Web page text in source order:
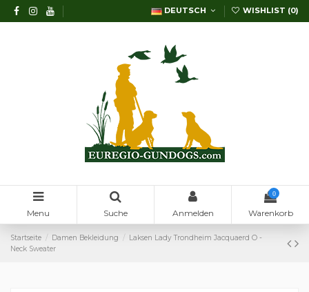
DEUTSCH WISHLIST (0)
Menu Suche Anmelden
0
Warenkorb
Startseite Damen Bekleidung
Laksen Lady Trondheim Jacquaerd O -
Neck Sweater